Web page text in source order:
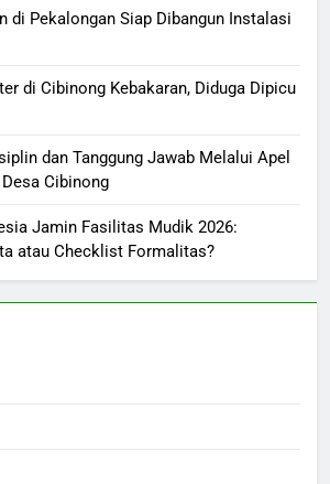
di Pekalongan Siap Dibangun Instalasi
di Cibinong Kebakaran, Diduga Dipicu
dan Tanggung Jawab Melalui Apel
Cibinong
Jamin Fasilitas Mudik 2026:
atau Checklist Formalitas?